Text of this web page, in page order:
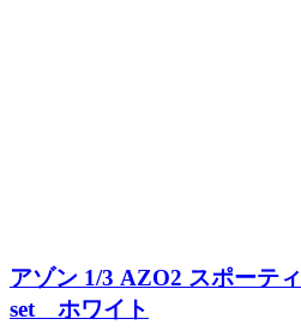
アゾン 1/3 AZO2 スポーテ
set ホワイト